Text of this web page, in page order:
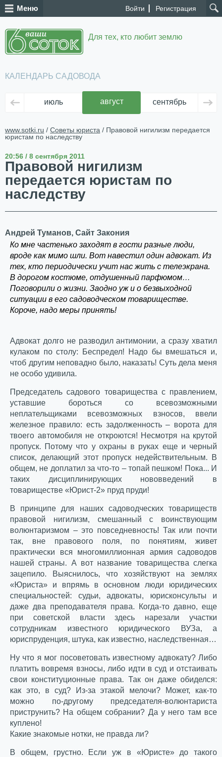
Войти Регистрация
Меню
Для тех, кто любит землю
КАЛЕНДАРЬ САДОВОДА
июль август сентябрь
www.sotki.ru / Советы юриста / Правовой нигилизм передается
юристам по наследству
20:56 / 8 сентября 2011
Правовой нигилизм
передается юристам по
наследству
Андрей Туманов, Сайт Закония
Ко мне частенько заходят в гости разные люди,
вроде как мимо шли. Вот навестил один адвокат. Из
тех, кто периодически учит нас жить с телеэкрана.
В дорогом костюме, отдушенный парфюмом…
Поговорили о жизни. Заодно уж и о безвыходной
ситуации в его садоводческом товариществе.
Короче, надо меры принять!
Адвокат долго не разводил антимонии, а сразу хватил
кулаком по столу: Беспредел! Надо бы вмешаться и,
чтоб другим неповадно было, наказать! Суть дела меня
не особо удивила.
Председатель садового товарищества с правлением,
уставшие бороться со всевозможными
неплательщиками всевозможных взносов, ввели
железное правило: есть задолженность – ворота для
твоего автомобиля не откроются! Несмотря на крутой
пропуск. Потому что у охраны в руках еще и черный
список, делающий этот пропуск недействительным. В
общем, не доплатил за что-то – топай пешком! Пока... И
таких дисциплинирующих нововведений в
товариществе «Юрист-2» пруд пруди!
В принципе для наших садоводческих товариществ
правовой нигилизм, смешанный с воинствующим
волюнтаризмом – это повседневность! Так или почти
так, вне правового поля, по понятиям, живет
практически вся многомиллионная армия садоводов
нашей страны. А вот название товарищества слегка
зацепило. Выяснилось, что хозяйствуют на землях
«Юриста» и впрямь в основном люди юридических
специальностей: судьи, адвокаты, юрисконсульты и
даже два преподавателя права. Когда-то давно, еще
при советской власти здесь нарезали участки
сотрудникам известного юридического ВУЗа, а
юриспруденция, штука, как известно, наследственная…
Ну что я мог посоветовать известному адвокату? Либо
платить вовремя взносы, либо идти в суд и отстаивать
свои конституционные права. Так он даже обиделся:
как это, в суд? Из-за этакой мелочи? Может, как-то
можно по-другому председателя-волюнтариста
приструнить? На общем собрании? Да у него там все
куплено!
Какие знакомые нотки, не правда ли?
В общем, грустно. Если уж в «Юристе» до такого